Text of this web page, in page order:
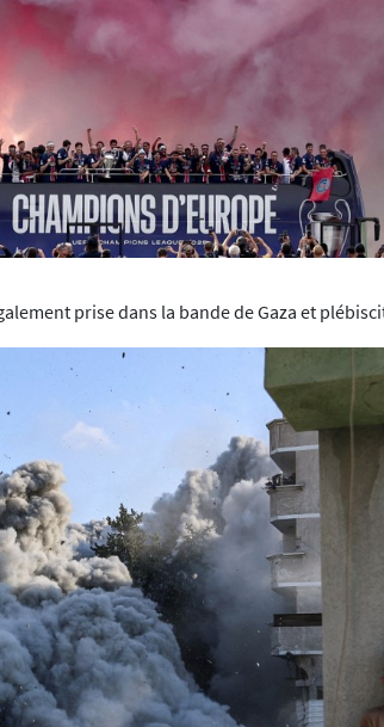
prise dans la bande de Gaza et